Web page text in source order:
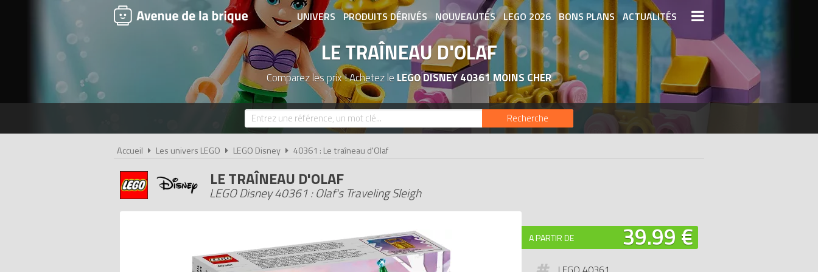
UNIVERS PRODUITS DÉRIVÉS NOUVEAUTÉS LEGO 2026 BONS PLANS ACTUALITÉS
ASSOCIATIONS DE FANS EXPOSITIONS LEGO LEGO LES PLUS CHERS
DERNIERS LEGO AJOUTÉS
LE TRAÎNEAU D'OLAF
Comparez les prix ! Achetez le LEGO DISNEY 40361 MOINS CHER
Recherche
Accueil Les univers LEGO LEGO Disney 40361 : Le traîneau d'Olaf
LE TRAÎNEAU D'OLAF
LEGO Disney 40361 : Olaf's Traveling Sleigh
A PARTIR DE 39.99 €